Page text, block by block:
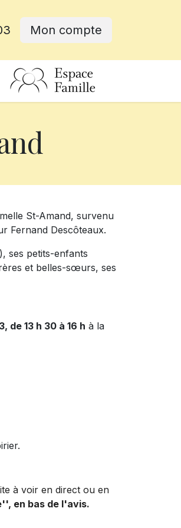
Mon compte
St-Amand, survenu
Fernand Descôteaux.
ses petits-enfants
et belles-sœurs, ses
de 13 h 30 à 16 h à la
à voir en direct ou en
en bas de l'avis.